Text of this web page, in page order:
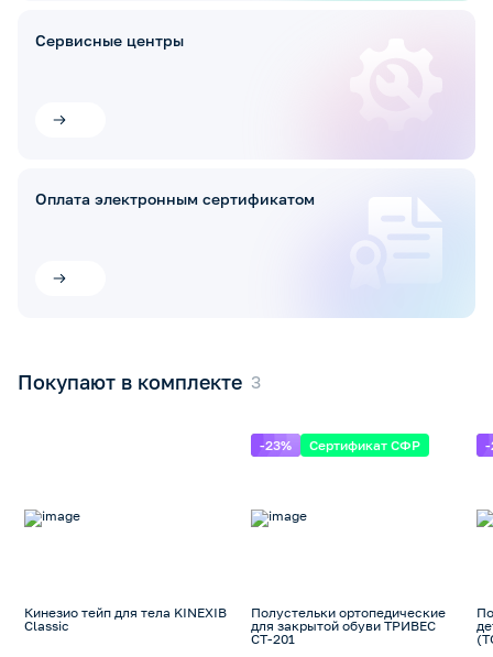
Сервисные центры
Оплата электронным сертификатом
Покупают в комплекте
Кинезио тейп для тела KINEXIB
Classic
-23% Сертификат СФР
Полустельки ортопедические
для закрытой обуви ТРИВЕС
СТ-201
-